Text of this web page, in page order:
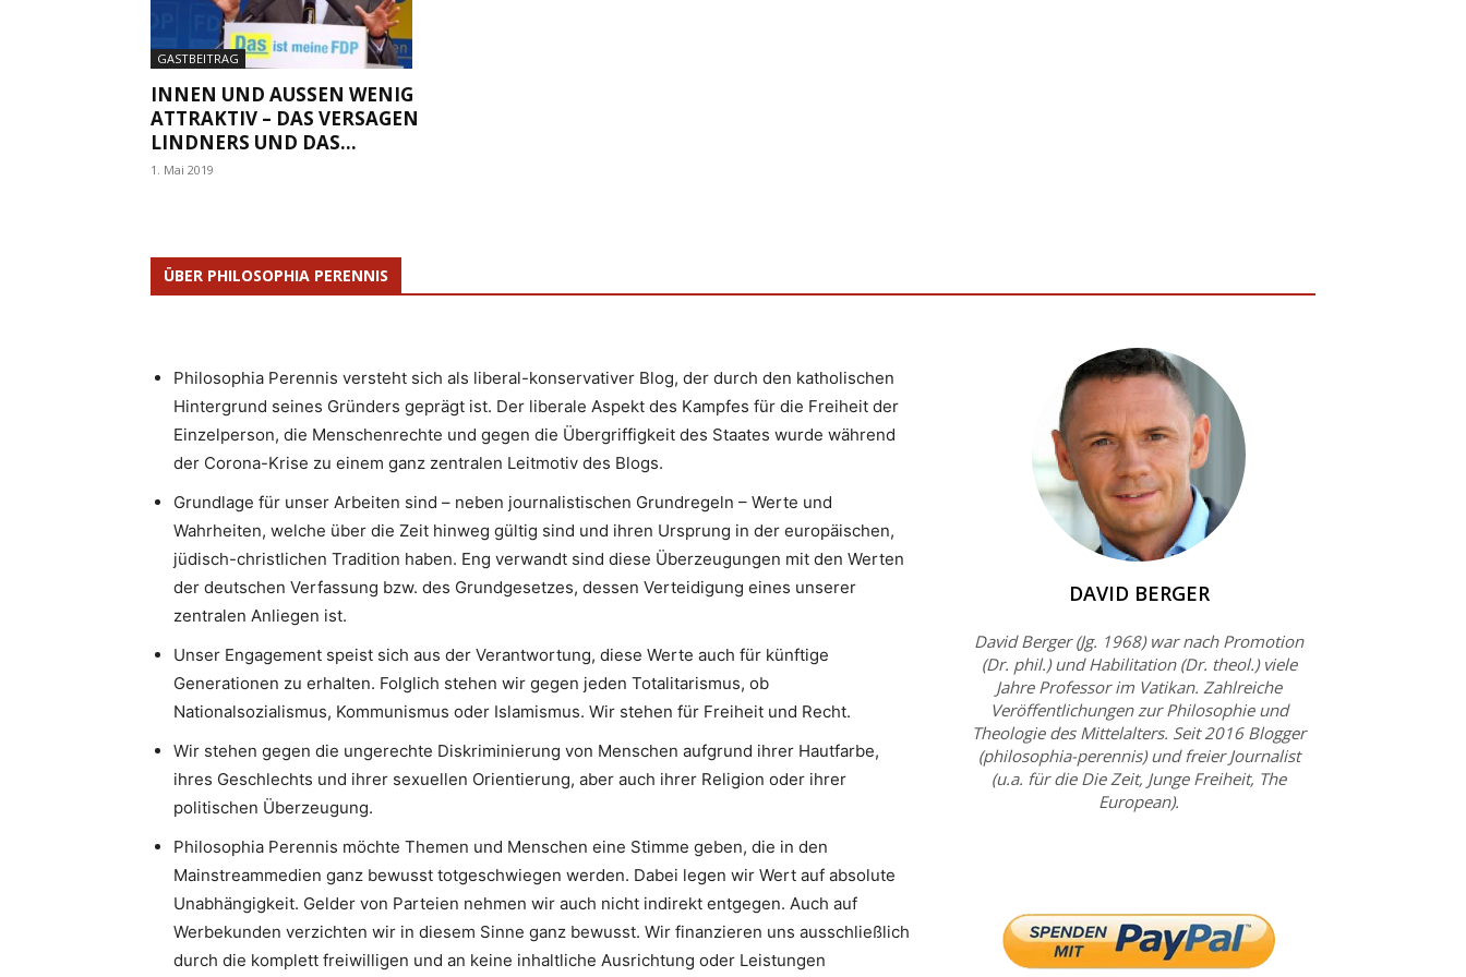
GASTBEITRAG
INNEN UND AUSSEN WENIG A
TTRAKTIV – DAS VERSAGEN L
INDNERS UND DAS...
1. Mai 2019
ÜBER PHILOSOPHIA PERENNIS
Philosophia Perennis versteht sich als liberal-konservativer Blog, der durch den katholischen
Hintergrund seines Gründers geprägt ist. Der liberale Aspekt des Kampfes für die Freiheit der
Einzelperson, die Menschenrechte und gegen die Übergriffigkeit des Staates wurde während
der Corona-Krise zu einem ganz zentralen Leitmotiv des Blogs.
Grundlage für unser Arbeiten sind – neben journalistischen Grundregeln – Werte und
Wahrheiten, welche über die Zeit hinweg gültig sind und ihren Ursprung in der europäischen,
jüdisch-christlichen Tradition haben. Eng verwandt sind diese Überzeugungen mit den Werten
der deutschen Verfassung bzw. des Grundgesetzes, dessen Verteidigung eines unserer
zentralen Anliegen ist.
Unser Engagement speist sich aus der Verantwortung, diese Werte auch für künftige
Generationen zu erhalten. Folglich stehen wir gegen jeden Totalitarismus, ob
Nationalsozialismus, Kommunismus oder Islamismus. Wir stehen für Freiheit und Recht.
Wir stehen gegen die ungerechte Diskriminierung von Menschen aufgrund ihrer Hautfarbe,
ihres Geschlechts und ihrer sexuellen Orientierung, aber auch ihrer Religion oder ihrer
politischen Überzeugung.
Philosophia Perennis möchte Themen und Menschen eine Stimme geben, die in den
Mainstreammedien ganz bewusst totgeschwiegen werden. Dabei legen wir Wert auf absolute
Unabhängigkeit. Gelder von Parteien nehmen wir auch nicht indirekt entgegen. Auch auf
Werbekunden verzichten wir in diesem Sinne ganz bewusst. Wir finanzieren uns ausschließlich
durch die komplett freiwilligen und an keine inhaltliche Ausrichtung oder Leistungen
DAVID BERGER
David Berger (Jg. 1968) war nach Promotion
(Dr. phil.) und Habilitation (Dr. theol.) viele
Jahre Professor im Vatikan. Zahlreiche
Veröffentlichungen zur Philosophie und
Theologie des Mittelalters. Seit 2016 Blogger
(philosophia-perennis) und freier Journalist
(u.a. für die Die Zeit, Junge Freiheit, The
European).